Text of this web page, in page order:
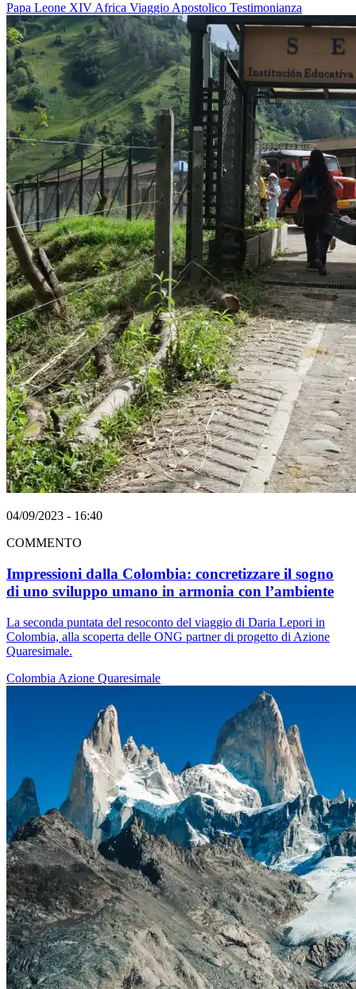
Papa Leone XIV Africa Viaggio Apostolico Testimonianza
04/09/2023 - 16:40
COMMENTO
Impressioni dalla Colombia: concretizzare il sogno
di uno sviluppo umano in armonia con l’ambiente
La seconda puntata del resoconto del viaggio di Daria Lepori in
Colombia, alla scoperta delle ONG partner di progetto di Azione
Quaresimale.
Colombia Azione Quaresimale